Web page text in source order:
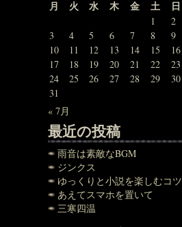
月 火 水 木 金 土 日
1
2
3
4 5 6 7 8
9
10
11 12 13 14 15
16
17
18 19 20 21 22
23
24
25 26 27 28 29
30
31
« 7月
最近の投稿
雨音は素敵なBGM
ジンクス
ゆっくりと小説を楽しむコツ
あえてスマホを置いて
三寒四温